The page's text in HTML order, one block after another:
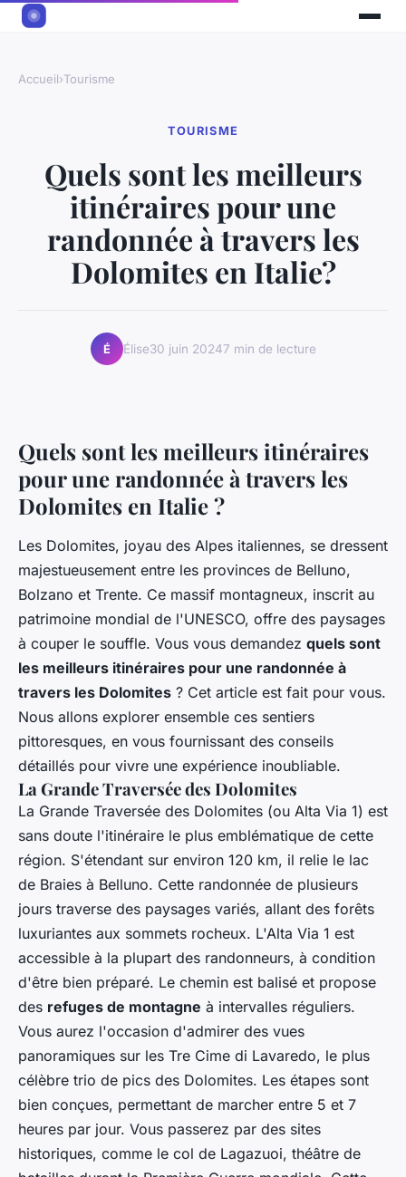
Accueil›Tourisme
TOURISME
Quels sont les meilleurs
itinéraires pour une
randonnée à travers les
Dolomites en Italie?
É Élise30 juin 20247 min de lecture
Quels sont les meilleurs itinéraires
pour une randonnée à travers les
Dolomites en Italie ?
Les Dolomites, joyau des Alpes italiennes, se dressent
majestueusement entre les provinces de Belluno,
Bolzano et Trente. Ce massif montagneux, inscrit au
patrimoine mondial de l'UNESCO, offre des paysages
à couper le souffle. Vous vous demandez quels sont
les meilleurs itinéraires pour une randonnée à
travers les Dolomites ? Cet article est fait pour vous.
Nous allons explorer ensemble ces sentiers
pittoresques, en vous fournissant des conseils
détaillés pour vivre une expérience inoubliable.
La Grande Traversée des Dolomites
La Grande Traversée des Dolomites (ou Alta Via 1) est
sans doute l'itinéraire le plus emblématique de cette
région. S'étendant sur environ 120 km, il relie le lac
de Braies à Belluno. Cette randonnée de plusieurs
jours traverse des paysages variés, allant des forêts
luxuriantes aux sommets rocheux. L'Alta Via 1 est
accessible à la plupart des randonneurs, à condition
d'être bien préparé. Le chemin est balisé et propose
des refuges de montagne à intervalles réguliers.
Vous aurez l'occasion d'admirer des vues
panoramiques sur les Tre Cime di Lavaredo, le plus
célèbre trio de pics des Dolomites. Les étapes sont
bien conçues, permettant de marcher entre 5 et 7
heures par jour. Vous passerez par des sites
historiques, comme le col de Lagazuoi, théâtre de